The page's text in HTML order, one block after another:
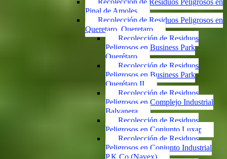
Recolección de Residuos Peligrosos en
Pinal de Amoles
Recolección de Residuos Peligrosos en
Queretaro, Queretaro
Recolección de Residuos
Peligrosos en Business Park
Querétaro
Recolección de Residuos
Peligrosos en Business Park
Querétaro II
Recolección de Residuos
Peligrosos en Complejo Industrial
Balvanera
Recolección de Residuos
Peligrosos en Conjunto Luxar
Recolección de Residuos
Peligrosos en Conjunto Industrial
P.K.Co (Navex)